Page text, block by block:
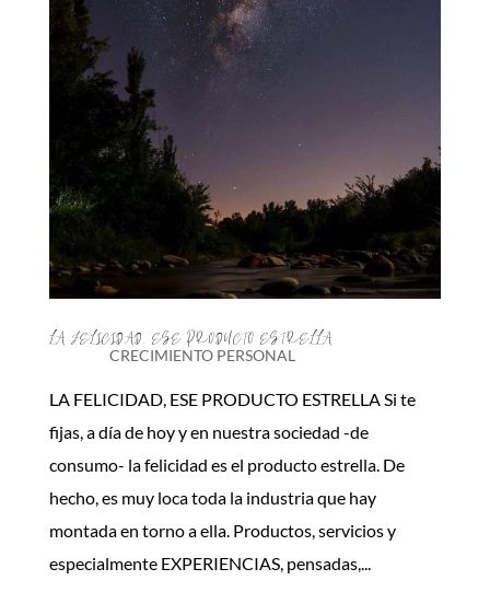
LA FELICIDAD, ESE PRODUCTO ESTRELLA
CRECIMIENTO PERSONAL
LA FELICIDAD, ESE PRODUCTO ESTRELLA Si te
fijas, a día de hoy y en nuestra sociedad -de
consumo- la felicidad es el producto estrella. De
hecho, es muy loca toda la industria que hay
montada en torno a ella. Productos, servicios y
especialmente EXPERIENCIAS, pensadas,...